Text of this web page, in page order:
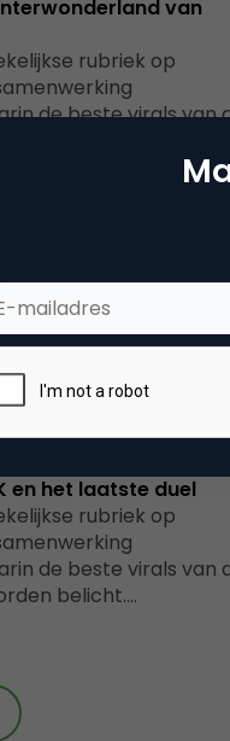
van
rubriek op
de beste virals van
belicht.…
2017: Naomi
en het laatste duel
rubriek op
de beste virals van
belicht.…